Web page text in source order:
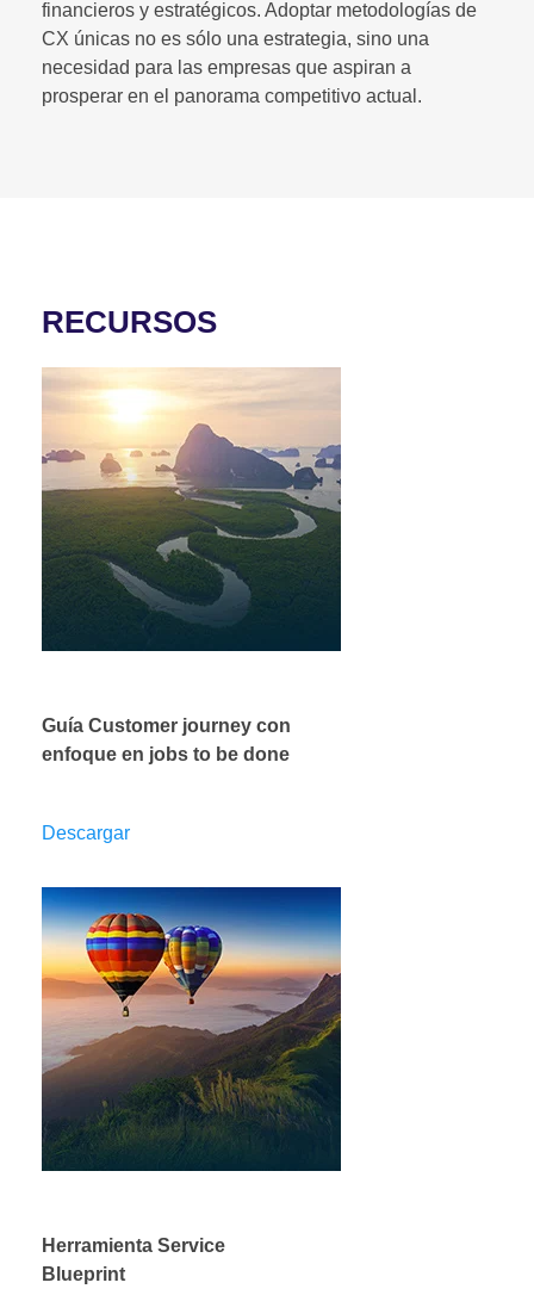
financieros y estratégicos. Adoptar metodologías de
CX únicas no es sólo una estrategia, sino una
necesidad para las empresas que aspiran a
prosperar en el panorama competitivo actual.
RECURSOS
Guía Customer journey con
enfoque en jobs to be done
Descargar
Herramienta Service
Blueprint